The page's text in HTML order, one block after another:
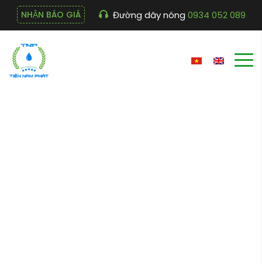
NHẬN BÁO GIÁ Đường dây nóng 0934 052 089